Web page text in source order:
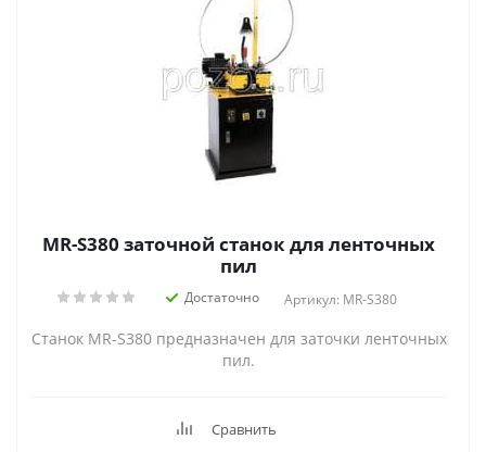
MR-S380 заточной станок для ленточных
пил
Достаточно Артикул: MR-S380
Станок MR-S380 предназначен для заточки ленточных
пил.
Сравнить